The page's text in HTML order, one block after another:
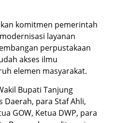
komitmen pemerintah
layanan
perpustakaan
akses ilmu
elemen masyarakat.
Bupati Tanjung
Daerah, para Staf Ahli,
GOW, Ketua DWP, para